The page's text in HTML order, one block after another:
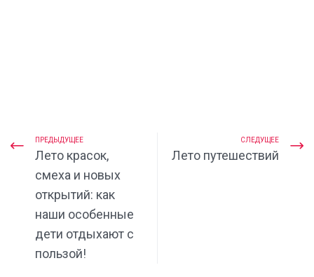
ПРЕДЫДУЩЕЕ
Лето красок,
смеха и новых
открытий: как
наши особенные
дети отдыхают с
пользой!
СЛЕДУЩЕЕ
Лето путешествий